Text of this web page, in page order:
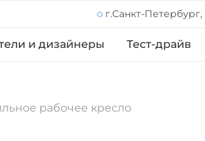
г.Санкт-
и дизайнеры Тест-драйв
рабочее кресло